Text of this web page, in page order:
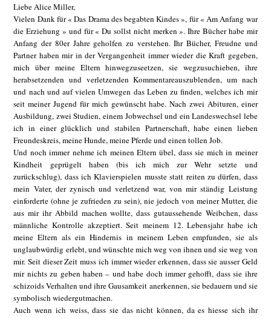
Liebe Alice Miller,
Vielen Dank für « Das Drama des begabten Kindes », für « Am Anfang war
die Erziehung » und für « Du sollst nicht merken ». Ihre Bücher habe mir
Anfang der 80er Jahre geholfen zu verstehen. Ihr Bücher, Freudne und
Partner haben mir in der Vergangenheit immer wieder die Kraft gegeben,
mich über meine Eltern hinwegzuseetzen, sie wegzusuchieben, ihre
herabsetzenden und verletzenden Kommentareauszublenden, um nach
und nach und auf vielen Umwegen das Leben zu finden, welches ich mir
seit meiner Jugend für mich gewünscht habe. Nach zwei Abituren, einer
Ausbildung, zwei Studien, einem Jobwechsel und ein Landeswechsel lebe
ich in einer glücklich und stabilen Partnerschaft, habe einen lieben
Freundeskreis, meine Hunde, meine Pferde und einen tollen Job.
Und noch immer nehme ich meinen Eltern übel, dass sie mich in meiner
Kindheit geprügelt haben (bis ich mich zur Wehr setzte und
zurückschlug), dass ich Klavierspielen musste statt reiten zu dürfen, dass
mein Vater, der zynisch und verletzend war, von mir ständig Leistung
einforderte (ohne je zufrieden zu sein), nie jedoch von meiner Mutter, die
aus mir ihr Abbild machen wollte, dass gutaussehende Weibchen, dass
männliche Kontrolle akzeptiert. Seit meinem 12. Lebensjahr habe ich
meine Eltern als ein Hindernis in meinem Leben empfunden, sie als
unglaubwürdig erlebt, und wünschte mich weg von ihnen und sie weg von
mir. Seit dieser Zeit muss ich immer wieder erkennen, dass sie ausser Geld
mir nichts zu geben haben – und habe doch immer gehofft, dass sie ihre
schizoids Verhalten und ihre Gausamkeit anerkennen, sie bedauern und sie
symbolisch wiedergutmachen.
Auch wenn ich weiss, dass sie das nicht können, da es hiesse sich ihr